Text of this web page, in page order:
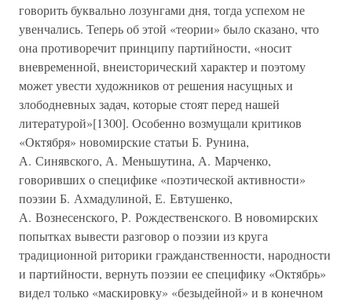
говорить буквально лозунгами дня, тогда успехом не
увенчались. Теперь об этой «теории» было сказано, что
она противоречит принципу партийности, «носит
вневременной, внеисторический характер и поэтому
может увести художников от решения насущных и
злободневных задач, которые стоят перед нашей
литературой»[1300]. Особенно возмущали критиков
«Октября» новомирские статьи Б. Рунина,
А. Синявского, А. Меньшутина, А. Марченко,
говоривших о специфике «поэтической активности»
поэзии Б. Ахмадулиной, Е. Евтушенко,
А. Вознесенского, Р. Рождественского. В новомирских
попытках вывести разговор о поэзии из круга
традиционной риторики гражданственности, народности
и партийности, вернуть поэзии ее специфику «Октябрь»
видел только «маскировку» «безыдейной» и в конечном